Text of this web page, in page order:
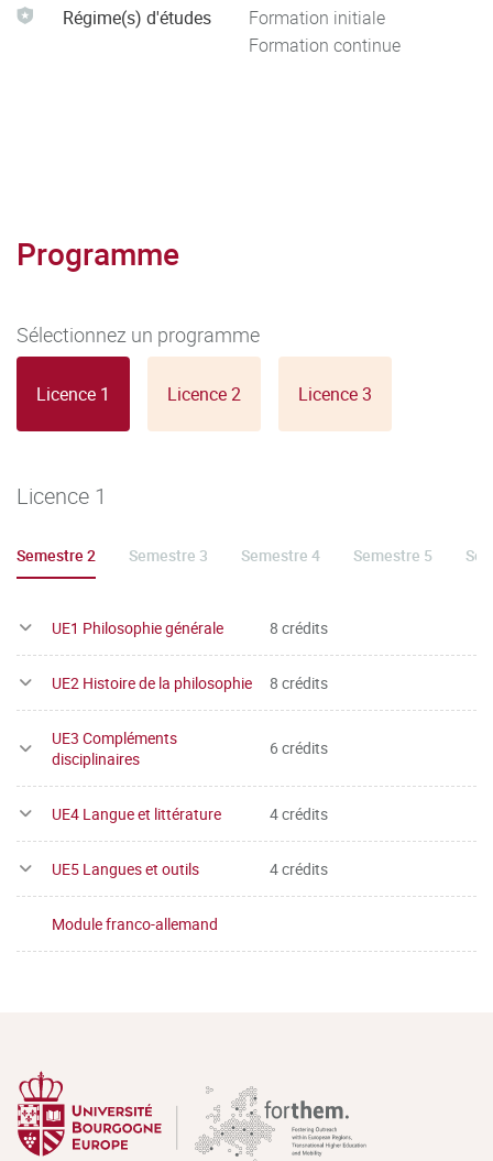
Régime(s) d'études
Formation initiale
Formation continue
Programme
Sélectionnez un programme
Licence 1 Licence 2 Licence 3
Licence 1
Semestre 2 Semestre 3 Semestre 4 Semestre 5
UE1 Philosophie générale 8 crédits
UE2 Histoire de la philosophie 8 crédits
UE3 Compléments
disciplinaires
6 crédits
UE4 Langue et littérature 4 crédits
UE5 Langues et outils 4 crédits
Module franco-allemand